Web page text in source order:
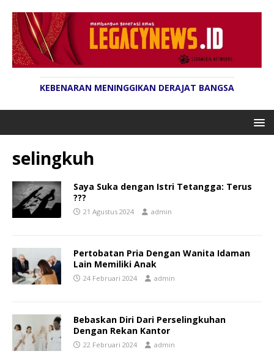
KEBENARAN MENINGGIKAN DERAJAT BANGSA
selingkuh
Saya Suka dengan Istri Tetangga: Terus
???
21 Agustus 2024 admin
Pertobatan Pria Dengan Wanita Idaman
Lain Memiliki Anak
24 Februari 2024 admin
Bebaskan Diri Dari Perselingkuhan
Dengan Rekan Kantor
22 Februari 2024 admin